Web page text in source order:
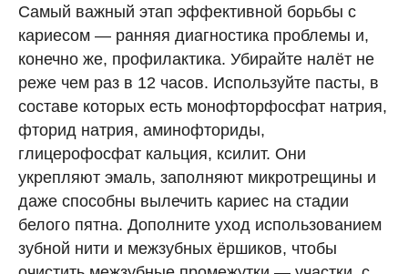
Самый важный этап эффективной борьбы с
кариесом — ранняя диагностика проблемы и,
конечно же, профилактика. Убирайте налёт не
реже чем раз в 12 часов. Используйте пасты, в
составе которых есть монофторфосфат натрия,
фторид натрия, аминофториды,
глицерофосфат кальция, ксилит. Они
укрепляют эмаль, заполняют микротрещины и
даже способны вылечить кариес на стадии
белого пятна. Дополните уход использованием
зубной нити и межзубных ёршиков, чтобы